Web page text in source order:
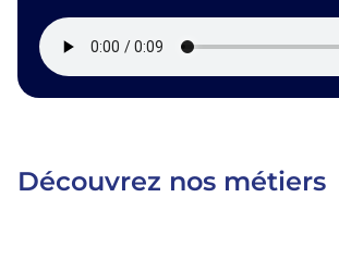
Découvrez nos métiers